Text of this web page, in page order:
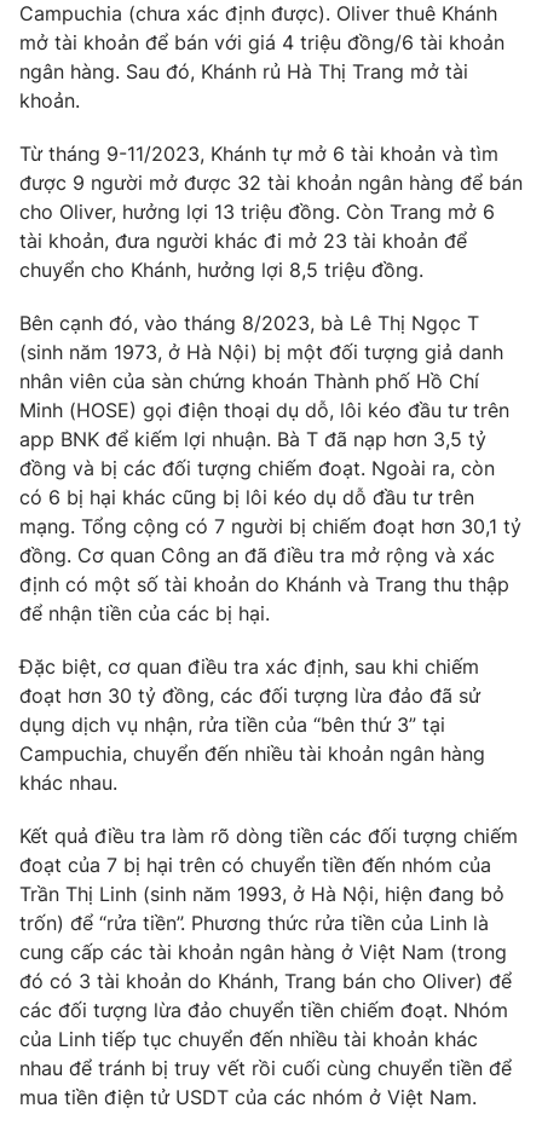
Photo Infographic
Video
VTV Money VTV Thể thao
VTV Sức khoẻ Bất động sản
Thị trường 24h Tấm lòng Việt
VTV4 Vươn mình bằng AI
VTV9 VTV8
Liên hệ tòa soạn English
THỜI BÁO VTV
Theo dõi báo trên
Cơ quan chủ quản:
Cơ quan báo chí:Thời báo VTV
Giấy phép hoạt động báo in và báo điện tử số 483/GP-BTTTT
cấp ngày 29/12/2023
Tổng Biên tập: Vũ Thanh Thủy
Phó Tổng Biên tập: Nguyễn Thị Mỹ Hạnh, Phạm Quốc Thắng,
Nguyễn Trọng Ninh
Tổng đài VTV:024.38 355 931 - 024.38 355 932
Ðiện thoại Thời báo VTV:024.66 897 897
Email: toasoan@vtv.vn
Campuchia (chưa xác định được). Oliver thuê Khánh
mở tài khoản để bán với giá 4 triệu đồng/6 tài khoản
ngân hàng. Sau đó, Khánh rủ Hà Thị Trang mở tài
khoản.
Từ tháng 9-11/2023, Khánh tự mở 6 tài khoản và tìm
được 9 người mở được 32 tài khoản ngân hàng để bán
cho Oliver, hưởng lợi 13 triệu đồng. Còn Trang mở 6
tài khoản, đưa người khác đi mở 23 tài khoản để
chuyển cho Khánh, hưởng lợi 8,5 triệu đồng.
Bên cạnh đó, vào tháng 8/2023, bà Lê Thị Ngọc T
(sinh năm 1973, ở Hà Nội) bị một đối tượng giả danh
nhân viên của sàn chứng khoán Thành phố Hồ Chí
Minh (HOSE) gọi điện thoại dụ dỗ, lôi kéo đầu tư trên
app BNK để kiếm lợi nhuận. Bà T đã nạp hơn 3,5 tỷ
đồng và bị các đối tượng chiếm đoạt. Ngoài ra, còn
có 6 bị hại khác cũng bị lôi kéo dụ dỗ đầu tư trên
mạng. Tổng cộng có 7 người bị chiếm đoạt hơn 30,1 tỷ
đồng. Cơ quan Công an đã điều tra mở rộng và xác
định có một số tài khoản do Khánh và Trang thu thập
để nhận tiền của các bị hại.
Đặc biệt, cơ quan điều tra xác định, sau khi chiếm
đoạt hơn 30 tỷ đồng, các đối tượng lừa đảo đã sử
dụng dịch vụ nhận, rửa tiền của “bên thứ 3” tại
Campuchia, chuyển đến nhiều tài khoản ngân hàng
khác nhau.
Kết quả điều tra làm rõ dòng tiền các đối tượng chiếm
đoạt của 7 bị hại trên có chuyển tiền đến nhóm của
Trần Thị Linh (sinh năm 1993, ở Hà Nội, hiện đang bỏ
trốn) để “rửa tiền”. Phương thức rửa tiền của Linh là
cung cấp các tài khoản ngân hàng ở Việt Nam (trong
đó có 3 tài khoản do Khánh, Trang bán cho Oliver) để
các đối tượng lừa đảo chuyển tiền chiếm đoạt. Nhóm
của Linh tiếp tục chuyển đến nhiều tài khoản khác
nhau để tránh bị truy vết rồi cuối cùng chuyển tiền để
mua tiền điện tử USDT của các nhóm ở Việt Nam.